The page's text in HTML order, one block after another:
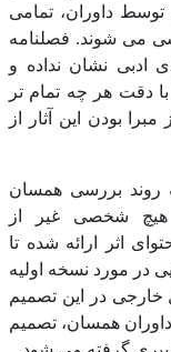
داوران، تمامی
می شوند. فصلنامه
ادبی نشان نداده و
دقت هر چه تمام تر
بودن این آثار از
روند بررسی همسان
هیچ شخصی غیر از
اثر ارائه شده تا
در مورد نسخه اولیه
خارجی در این تصمیم
داوران همسان، تصمیم